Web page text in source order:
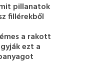
pillanatok
fillérekből
a rakott
ezt a